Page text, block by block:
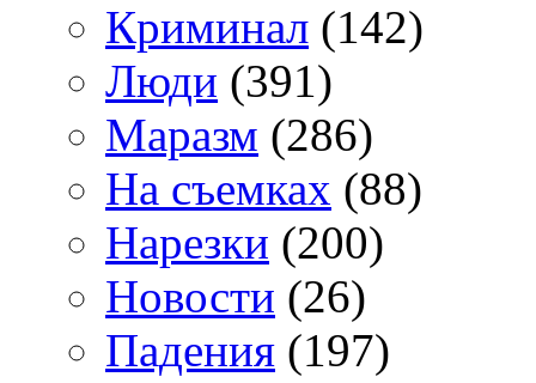
Криминал (142)
Люди (391)
Маразм (286)
На съемках (88)
Нарезки (200)
Новости (26)
Падения (197)